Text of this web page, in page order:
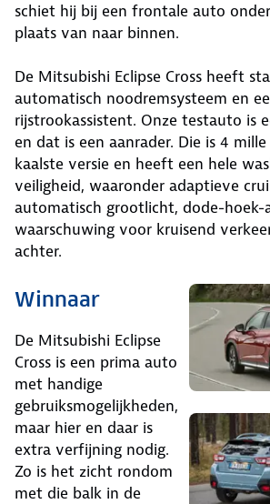
schiet hij bij een frontale auto
plaats van naar binnen.
De Mitsubishi Eclipse Cross heeft
automatisch noodremsysteem en
rijstrookassistent. Onze testauto is
en dat is een aanrader. Die is 4
kaalste versie en heeft een hele
veiligheid, waaronder adaptieve
automatisch grootlicht, dode-hoek-
waarschuwing voor kruisend
achter.
Winnaar
De Mitsubishi Eclipse
Cross is een prima auto
met handige
gebruiksmogelijkheden,
maar hier en daar is
extra verfijning nodig.
Zo is het zicht rondom
met die balk in de